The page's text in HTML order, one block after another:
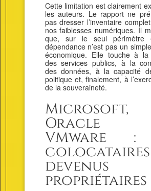
Cette limitation est clairement
les auteurs. Le rapport ne
pas dresser l’inventaire
nos faiblesses numériques. Il
que, sur le seul périmètre
dépendance n’est pas un
économique. Elle touche à la
des services publics, à la
des données, à la capacité
politique et, finalement, à
de la souveraineté.
Microsoft,
Oracle
VMware :
colocataires
devenus
propriétaires